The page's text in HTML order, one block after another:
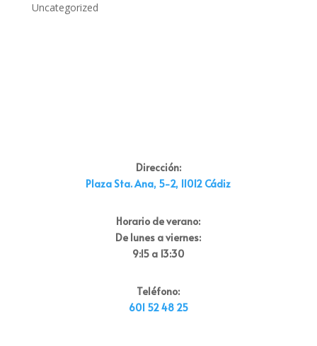
Uncategorized
Dirección:
Plaza Sta. Ana, 5-2, 11012 Cádiz
Horario de verano:
De lunes a viernes:
9:15 a 13:30
Teléfono:
601 52 48 25